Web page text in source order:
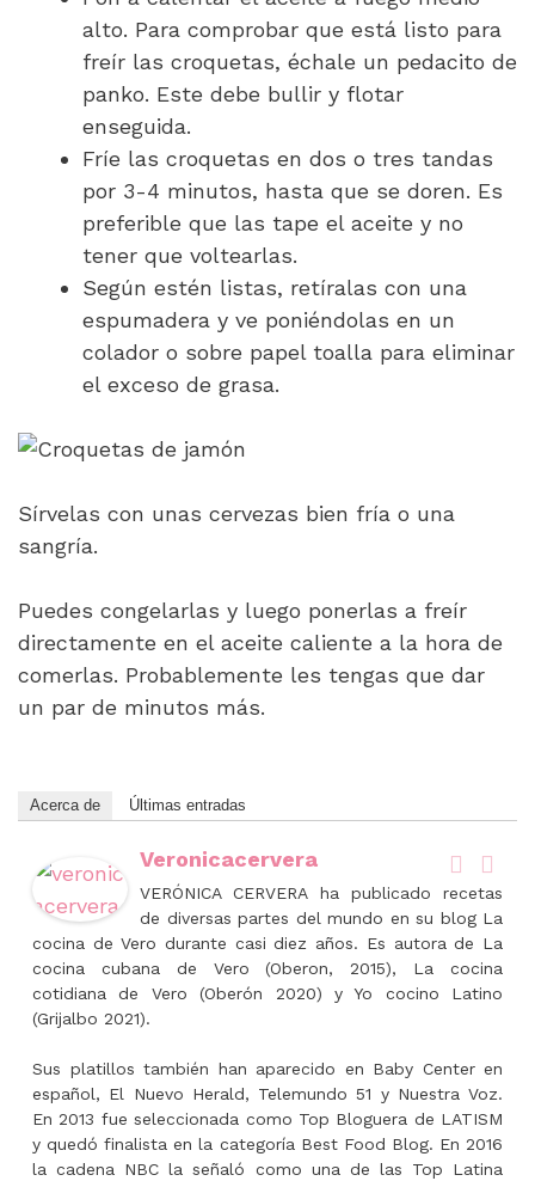
alto. Para comprobar que está listo para
freír las croquetas, échale un pedacito de
panko. Este debe bullir y flotar
enseguida.
Fríe las croquetas en dos o tres tandas
por 3-4 minutos, hasta que se doren. Es
preferible que las tape el aceite y no
tener que voltearlas.
Según estén listas, retíralas con una
espumadera y ve poniéndolas en un
colador o sobre papel toalla para eliminar
el exceso de grasa.
Sírvelas con unas cervezas bien fría o una
sangría.
Puedes congelarlas y luego ponerlas a freír
directamente en el aceite caliente a la hora de
comerlas. Probablemente les tengas que dar
un par de minutos más.
Acerca de Últimas entradas
Veronicacervera
VERÓNICA CERVERA ha publicado recetas
de diversas partes del mundo en su blog La
cocina de Vero durante casi diez años. Es autora de La
cocina cubana de Vero (Oberon, 2015), La cocina
cotidiana de Vero (Oberón 2020) y Yo cocino Latino
(Grijalbo 2021).
Sus platillos también han aparecido en Baby Center en
español, El Nuevo Herald, Telemundo 51 y Nuestra Voz.
En 2013 fue seleccionada como Top Bloguera de LATISM
y quedó finalista en la categoría Best Food Blog. En 2016
la cadena NBC la señaló como una de las Top Latina